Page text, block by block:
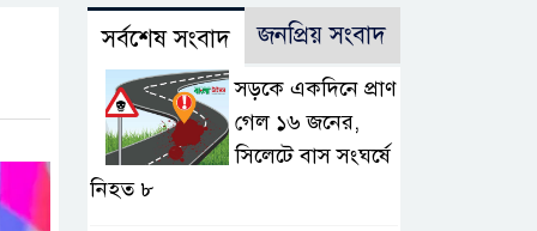
সর্বশেষ সংবাদ জনপ্রিয় সংবাদ
সড়কে একদিনে প্রাণ
গেল ১৬ জনের,
সিলেটে বাস সংঘর্ষে
নিহত ৮